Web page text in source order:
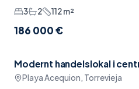
3
2 112m²
186 000 €
Sänkt pris Padel
Modernt handelslokal i
Playa Acequion, Torrevieja